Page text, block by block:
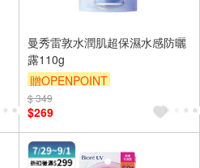
曼秀雷敦水潤肌超保濕水感防曬
露110g
贈OPENPOINT
贈OPENPOINT
贈$200
$ 349
$269